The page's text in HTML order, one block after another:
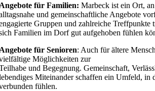
für Familien: Marbeck ist ein Ort,
und gemeinschaftliche Angebote
Gruppen und zahlreiche Treffpunkte
Familien im Dorf gut aufgehoben fühlen
für Senioren: Auch für ältere
Möglichkeiten zur
und Begegnung. Gemeinschaft,
Miteinander schaffen ein Umfeld, in
fühlen.